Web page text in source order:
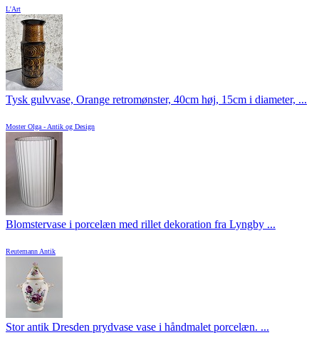
L'Art
Tysk gulvvase, Orange retromønster, 40cm høj, 15cm i diameter, ...
Moster Olga - Antik og Design
Blomstervase i porcelæn med rillet dekoration fra Lyngby ...
Reutemann Antik
Stor antik Dresden prydvase vase i håndmalet porcelæn. ...